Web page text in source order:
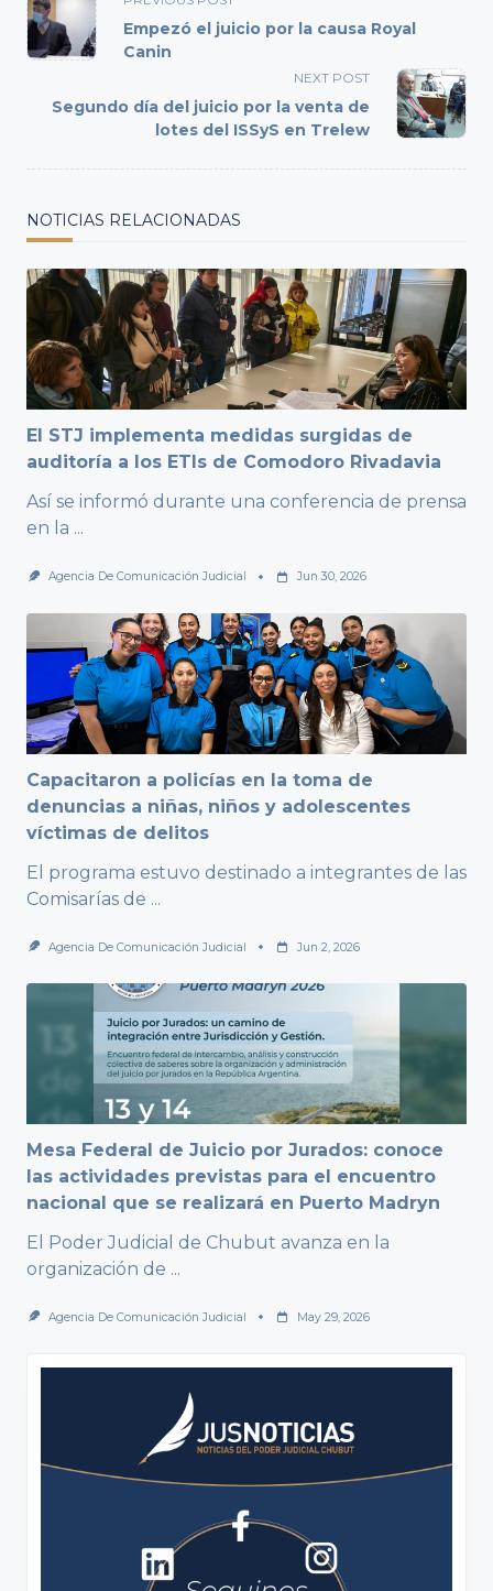
class="nav-
subtitle
reader-
text">Page</span>
Empezó el juicio por la causa Royal
Canin
NEXT POST
Segundo día del juicio por la venta de
lotes del ISSyS en Trelew
NOTICIAS RELACIONADAS
El STJ implementa medidas surgidas de
auditoría a los ETIs de Comodoro Rivadavia
Así se informó durante una conferencia de prensa
en la ...
Agencia De Comunicación Judicial Jun 30, 2026
Capacitaron a policías en la toma de
denuncias a niñas, niños y adolescentes
víctimas de delitos
El programa estuvo destinado a integrantes de las
Comisarías de ...
Agencia De Comunicación Judicial Jun 2, 2026
Mesa Federal de Juicio por Jurados: conoce
las actividades previstas para el encuentro
nacional que se realizará en Puerto Madryn
El Poder Judicial de Chubut avanza en la
organización de ...
Agencia De Comunicación Judicial May 29, 2026